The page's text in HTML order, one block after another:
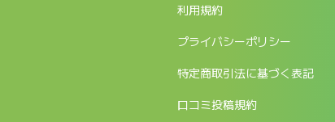
返金申請フォーム
利用規約
プライバシーポリシー
特定商取引法に基づく表記
口コミ投稿規約